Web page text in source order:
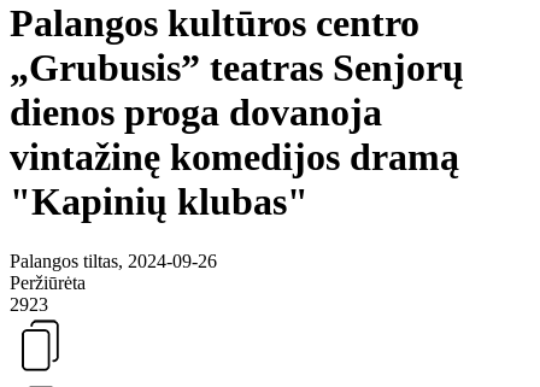
Palangos kultūros centro
„Grubusis” teatras Senjorų
dienos proga dovanoja
vintažinę komedijos dramą
"Kapinių klubas"
Palangos tiltas, 2024-09-26
Peržiūrėta
2923